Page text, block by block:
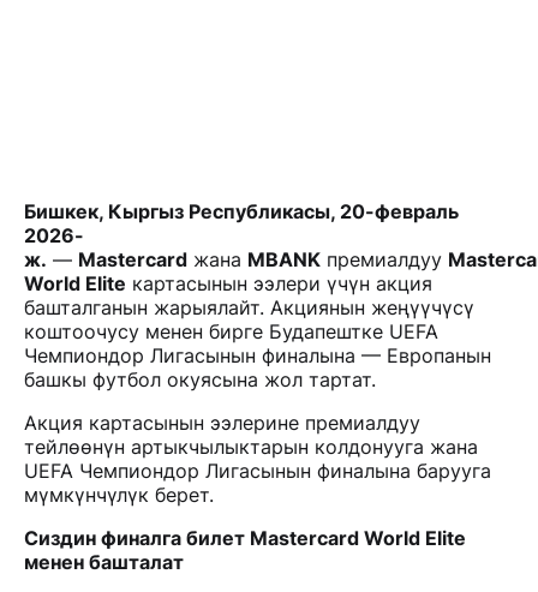
Бишкек, Кыргыз Республикасы, 20-февраль
2026-
ж. — Mastercard жана MBANK премиалдуу
World Elite картасынын ээлери үчүн акция
башталганын жарыялайт. Акциянын жеңүүчүсү
коштоочусу менен бирге Будапештке UEFA
Чемпиондор Лигасынын финалына — Европанын
башкы футбол окуясына жол тартат.
Акция картасынын ээлерине премиалдуу
тейлөөнүн артыкчылыктарын колдонууга жана
UEFA Чемпиондор Лигасынын финалына барууга
мүмкүнчүлүк берет.
Сиздин финалга билет Mastercard World Elite
менен башталат